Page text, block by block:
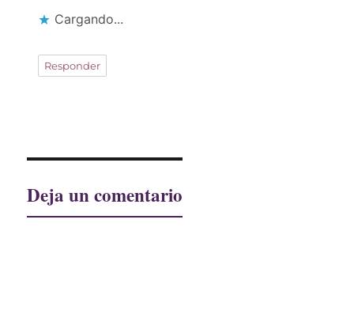
Cargando...
Responder
Deja un comentario